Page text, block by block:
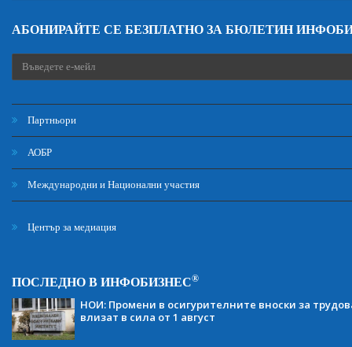
АБОНИРАЙТЕ СЕ БЕЗПЛАТНО ЗА БЮЛЕТИН
Партньори
АОБР
Международни и Национални участия
Център за медиация
ПОСЛЕДНО В ИНФОБИЗНЕС®
НОИ: Промени в осигурителните вноски за
влизат в сила от 1 август